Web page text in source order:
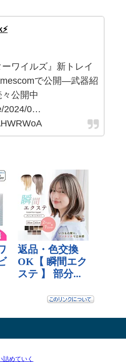
ーワイルズ』新トレイ
で公開―武器紹
公開中
2024/0…